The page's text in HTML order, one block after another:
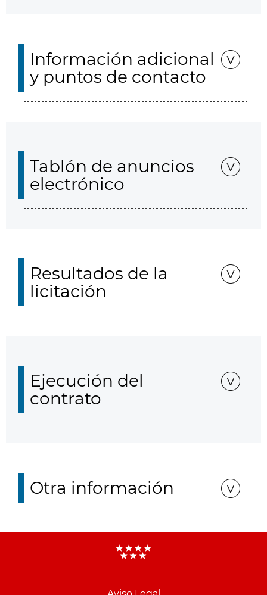
Información adicional
y puntos de contacto
Tablón de anuncios
electrónico
Resultados de la
licitación
Ejecución del
contrato
Otra información